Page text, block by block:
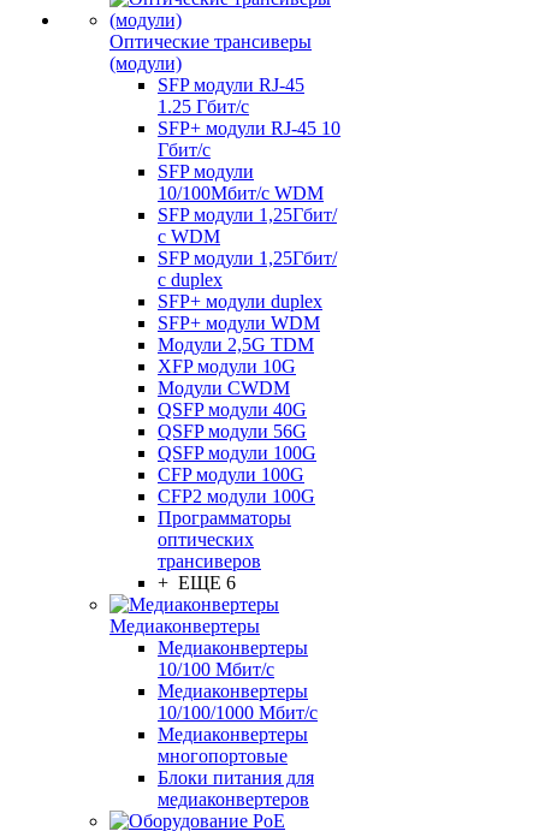
Оптические трансиверы
(модули)
SFP модули RJ-45
1.25 Гбит/c
SFP+ модули RJ-45 10
Гбит/c
SFP модули
10/100Мбит/с WDM
SFP модули 1,25Гбит/
с WDM
SFP модули 1,25Гбит/
с duplex
SFP+ модули duplex
SFP+ модули WDM
Модули 2,5G TDM
XFP модули 10G
Модули CWDM
QSFP модули 40G
QSFP модули 56G
QSFP модули 100G
CFP модули 100G
CFP2 модули 100G
Программаторы
оптических
трансиверов
+ ЕЩЕ 6
Медиаконвертеры
Медиаконвертеры
10/100 Мбит/с
Медиаконвертеры
10/100/1000 Мбит/c
Медиаконвертеры
многопортовые
Блоки питания для
медиаконвертеров